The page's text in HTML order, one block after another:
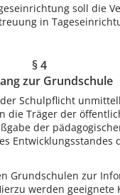
soll die
in
§ 4
zur Grundschule
Schulpflicht
die Träger der
der
Entwicklungsstandes
Grundschulen zur
werden geeignete